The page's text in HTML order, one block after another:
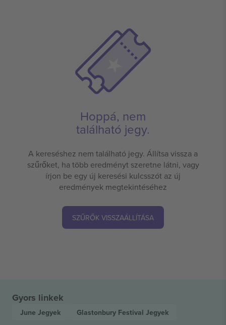
Hoppá, nem
található jegy.
A kereséshez nem található jegy. Állítsa vissza a
szűrőket, ha több eredményt szeretne látni, vagy
írjon be egy új keresési kulcsszót az új
eredmények megtekintéséhez
SZŰRŐK VISSZAÁLLÍTÁSA
Gyors linkek
June Jegyek Glastonbury Festival Jegyek